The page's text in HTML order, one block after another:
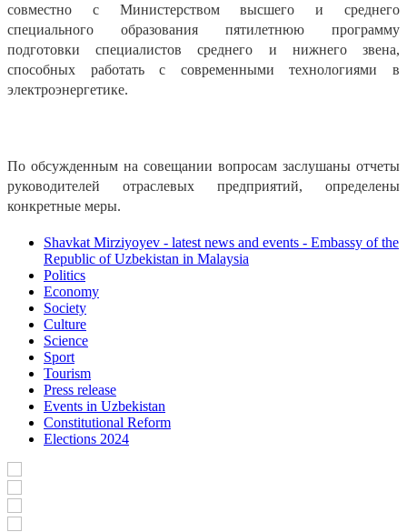
совместно с Министерством высшего и среднего
специального образования пятилетнюю программу
подготовки специалистов среднего и нижнего звена,
способных работать с современными технологиями в
электроэнергетике.
По обсужденным на совещании вопросам заслушаны отчеты
руководителей отраслевых предприятий, определены
конкретные меры.
Shavkat Mirziyoyev - latest news and events - Embassy of the
Republic of Uzbekistan in Malaysia
Politics
Economy
Society
Culture
Science
Sport
Tourism
Press release
Events in Uzbekistan
Constitutional Reform
Elections 2024